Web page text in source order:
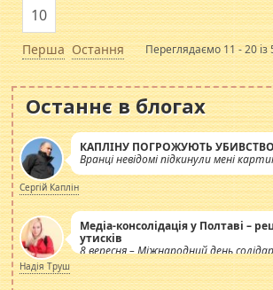
Перша
10
Остання Переглядаємо 11 - 20 із
Останнє в блогах
КАПЛІНУ ПОГРОЖУЮТЬ
Вранці невідомі підкинули мені
Сергій Каплін
Медіа-консолідація у Полтаві –
утисків
8 вересня – Міжнародний день
журналістів.
Надія Труш